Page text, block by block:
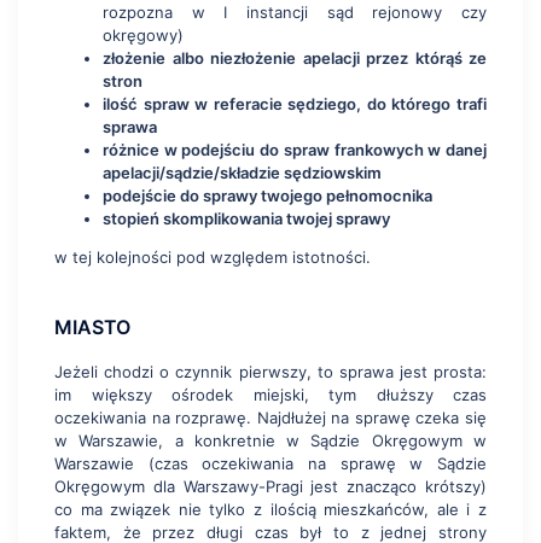
rozpozna w I instancji sąd rejonowy czy
okręgowy)
złożenie albo niezłożenie apelacji przez którąś ze
stron
ilość spraw w referacie sędziego, do którego trafi
sprawa
różnice w podejściu do spraw frankowych w danej
apelacji/sądzie/składzie sędziowskim
podejście do sprawy twojego pełnomocnika
stopień skomplikowania twojej sprawy
w tej kolejności pod względem istotności.
MIASTO
Jeżeli chodzi o czynnik pierwszy, to sprawa jest prosta:
im większy ośrodek miejski, tym dłuższy czas
oczekiwania na rozprawę. Najdłużej na sprawę czeka się
w Warszawie, a konkretnie w Sądzie Okręgowym w
Warszawie (czas oczekiwania na sprawę w Sądzie
Okręgowym dla Warszawy-Pragi jest znacząco krótszy)
co ma związek nie tylko z ilością mieszkańców, ale i z
faktem, że przez długi czas był to z jednej strony